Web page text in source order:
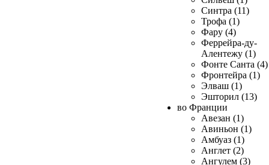
Синтра (11)
Трофа (1)
Фару (4)
Феррейра-ду-
Алентежу (1)
Фонте Санта (4)
Фронтейра (1)
Элваш (1)
Эшторил (13)
во Франции
Авезан (1)
Авиньон (1)
Амбуаз (1)
Англет (2)
Ангулем (3)